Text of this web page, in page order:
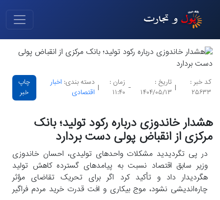
کد خبر :
۲۵۶۳۳
|
تاریخ :
۱۴۰۴/۰۵/۱۳
-
زمان :
۱۱:۴۰
|
دسته بندی: اخبار
اقتصادی
چاپ
خبر
هشدار خاندوزی درباره رکود تولید؛ بانک
مرکزی از انقباض پولی دست بردارد
در پی تگردیدید مشکلات واحدهای تولیدی، احسان خاندوزی
وزیر سابق اقتصاد نسبت به پیامدهای گسترده کاهش تولید
هگردیدار داد و تأکید کرد اگر برای تحریک تقاضای مؤثر
چاره‌اندیشی نشود، موج بیکاری و افت قدرت خرید مردم فراگیر